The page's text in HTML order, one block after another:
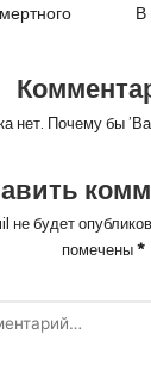
В
нет. Почему бы
не будет
помечены*